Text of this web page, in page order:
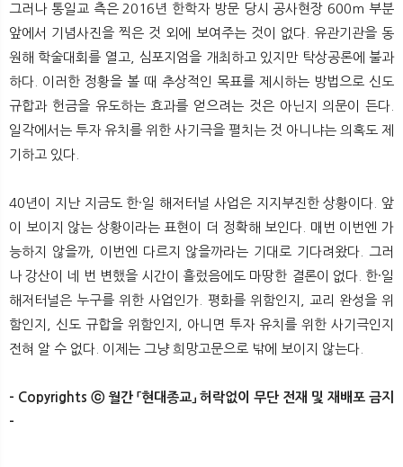
그러나 통일교 측은 2016년 한학자 방문 당시 공사현장 600m 부분
앞에서 기념사진을 찍은 것 외에 보여주는 것이 없다. 유관기관을 동
원해 학술대회를 열고, 심포지엄을 개최하고 있지만 탁상공론에 불과
하다. 이러한 정황을 볼 때 추상적인 목표를 제시하는 방법으로 신도
규합과 헌금을 유도하는 효과를 얻으려는 것은 아닌지 의문이 든다.
일각에서는 투자 유치를 위한 사기극을 펼치는 것 아니냐는 의혹도 제
기하고 있다.
40년이 지난 지금도 한·일 해저터널 사업은 지지부진한 상황이다. 앞
이 보이지 않는 상황이라는 표현이 더 정확해 보인다. 매번 이번엔 가
능하지 않을까, 이번엔 다르지 않을까라는 기대로 기다려왔다. 그러
나 강산이 네 번 변했을 시간이 흘렀음에도 마땅한 결론이 없다. 한·일
해저터널은 누구를 위한 사업인가. 평화를 위함인지, 교리 완성을 위
함인지, 신도 규합을 위함인지, 아니면 투자 유치를 위한 사기극인지
전혀 알 수 없다. 이제는 그냥 희망고문으로 밖에 보이지 않는다.
- Copyrights ⓒ 월간 「현대종교」 허락없이 무단 전재 및 재배포 금지
-​